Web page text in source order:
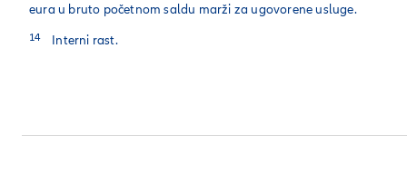
eura u bruto početnom saldu marži za ugovorene usluge.
14 Interni rast.